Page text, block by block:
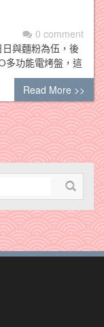
0 comment
與麵粉為伍，後
多功能電烤盤，這
Read More >>